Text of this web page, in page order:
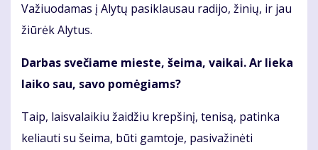
Važiuodamas į Alytų pasiklausau radijo, žinių, ir jau
žiūrėk Alytus.
Darbas svečiame mieste, šeima, vaikai. Ar lieka
laiko sau, savo pomėgiams?
Taip, laisvalaikiu žaidžiu krepšinį, tenisą, patinka
keliauti su šeima, būti gamtoje, pasivažinėti